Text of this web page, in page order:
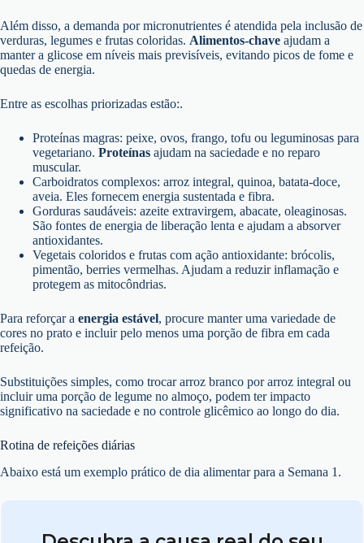
Além disso, a demanda por micronutrientes é atendida pela inclusão de
verduras, legumes e frutas coloridas. Alimentos-chave ajudam a
manter a glicose em níveis mais previsíveis, evitando picos de fome e
quedas de energia.
Entre as escolhas priorizadas estão:.
Proteínas magras: peixe, ovos, frango, tofu ou leguminosas para
vegetariano. Proteínas ajudam na saciedade e no reparo
muscular.
Carboidratos complexos: arroz integral, quinoa, batata-doce,
aveia. Eles fornecem energia sustentada e fibra.
Gorduras saudáveis: azeite extravirgem, abacate, oleaginosas.
São fontes de energia de liberação lenta e ajudam a absorver
antioxidantes.
Vegetais coloridos e frutas com ação antioxidante: brócolis,
pimentão, berries vermelhas. Ajudam a reduzir inflamação e
protegem as mitocôndrias.
Para reforçar a energia estável, procure manter uma variedade de
cores no prato e incluir pelo menos uma porção de fibra em cada
refeição.
Substituições simples, como trocar arroz branco por arroz integral ou
incluir uma porção de legume no almoço, podem ter impacto
significativo na saciedade e no controle glicêmico ao longo do dia.
Rotina de refeições diárias
Abaixo está um exemplo prático de dia alimentar para a Semana 1.